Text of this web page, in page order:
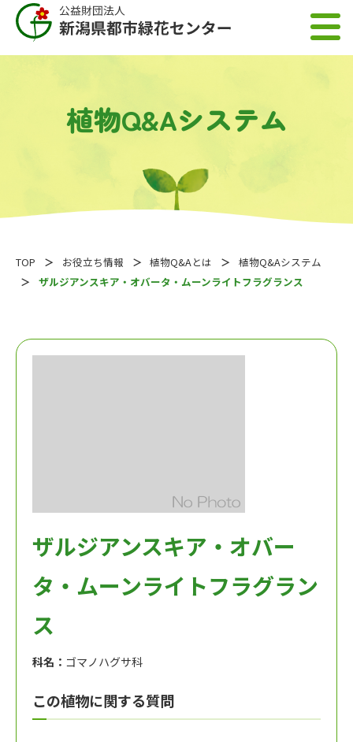
植物Q&Aシステム
TOP お役立ち情報 植物Q&Aとは
植物Q&Aシステム
ザルジアンスキア・オバータ・ムーンライトフラグランス
ザルジアンスキア・オバー
タ・ムーンライトフラグラン
ス
科名： ゴマノハグサ科
この植物に関する質問